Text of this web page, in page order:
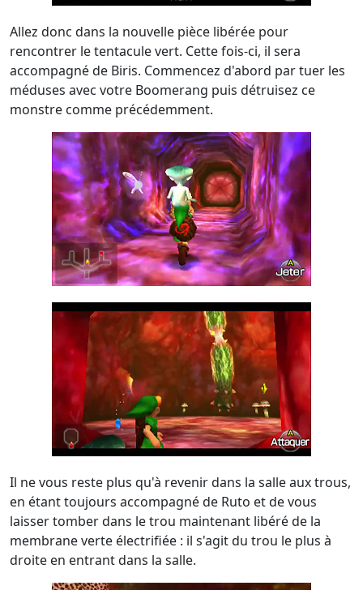
Allez donc dans la nouvelle pièce libérée pour
rencontrer le tentacule vert. Cette fois-ci, il sera
accompagné de Biris. Commencez d'abord par tuer les
méduses avec votre Boomerang puis détruisez ce
monstre comme précédemment.
Il ne vous reste plus qu'à revenir dans la salle aux trous,
en étant toujours accompagné de Ruto et de vous
laisser tomber dans le trou maintenant libéré de la
membrane verte électrifiée : il s'agit du trou le plus à
droite en entrant dans la salle.